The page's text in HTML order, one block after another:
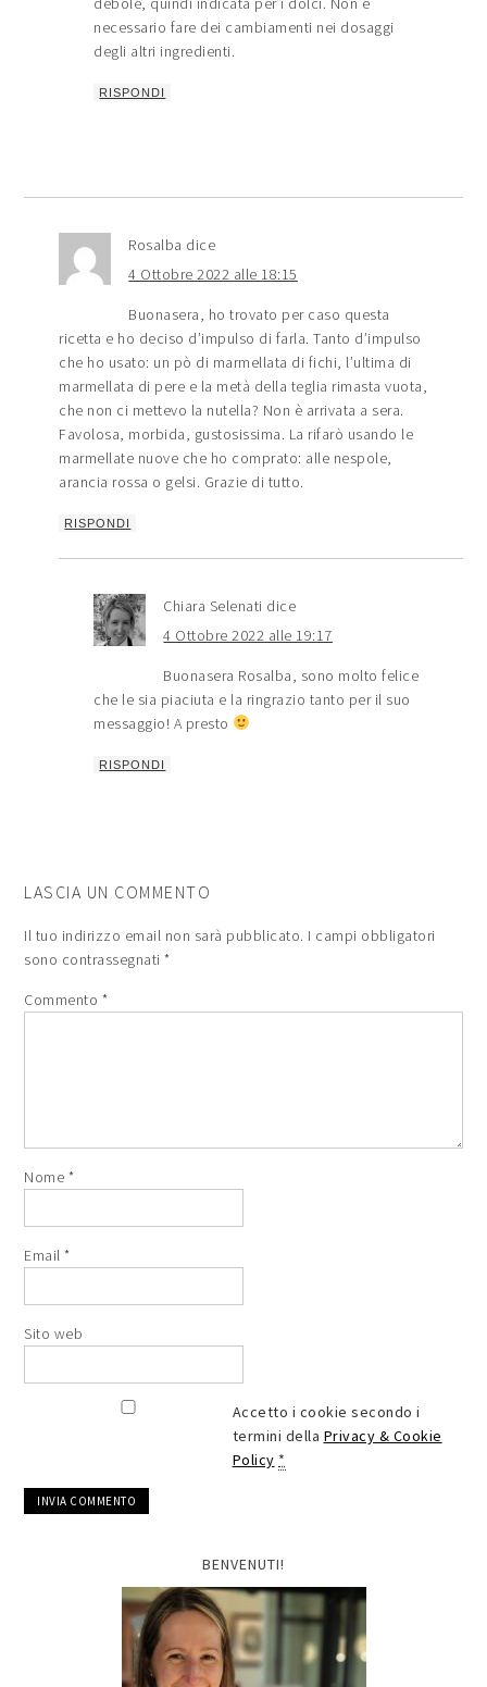
necessario fare dei cambiamenti nei dosaggi
degli altri ingredienti.
RISPONDI
Rosalba dice
4 Ottobre 2022 alle 18:15
Buonasera, ho trovato per caso questa
ricetta e ho deciso d’impulso di farla. Tanto d’impulso
che ho usato: un pò di marmellata di fichi, l’ultima di
marmellata di pere e la metà della teglia rimasta vuota,
che non ci mettevo la nutella? Non è arrivata a sera.
Favolosa, morbida, gustosissima. La rifarò usando le
marmellate nuove che ho comprato: alle nespole,
arancia rossa o gelsi. Grazie di tutto.
RISPONDI
Chiara Selenati dice
4 Ottobre 2022 alle 19:17
Buonasera Rosalba, sono molto felice
che le sia piaciuta e la ringrazio tanto per il suo
messaggio! A presto
RISPONDI
LASCIA UN COMMENTO
Il tuo indirizzo email non sarà pubblicato. I campi obbligatori
sono contrassegnati*
Commento *
Nome *
Email*
Sito web
Accetto i cookie secondo i
termini della Privacy & Cookie
Policy *
BENVENUTI!